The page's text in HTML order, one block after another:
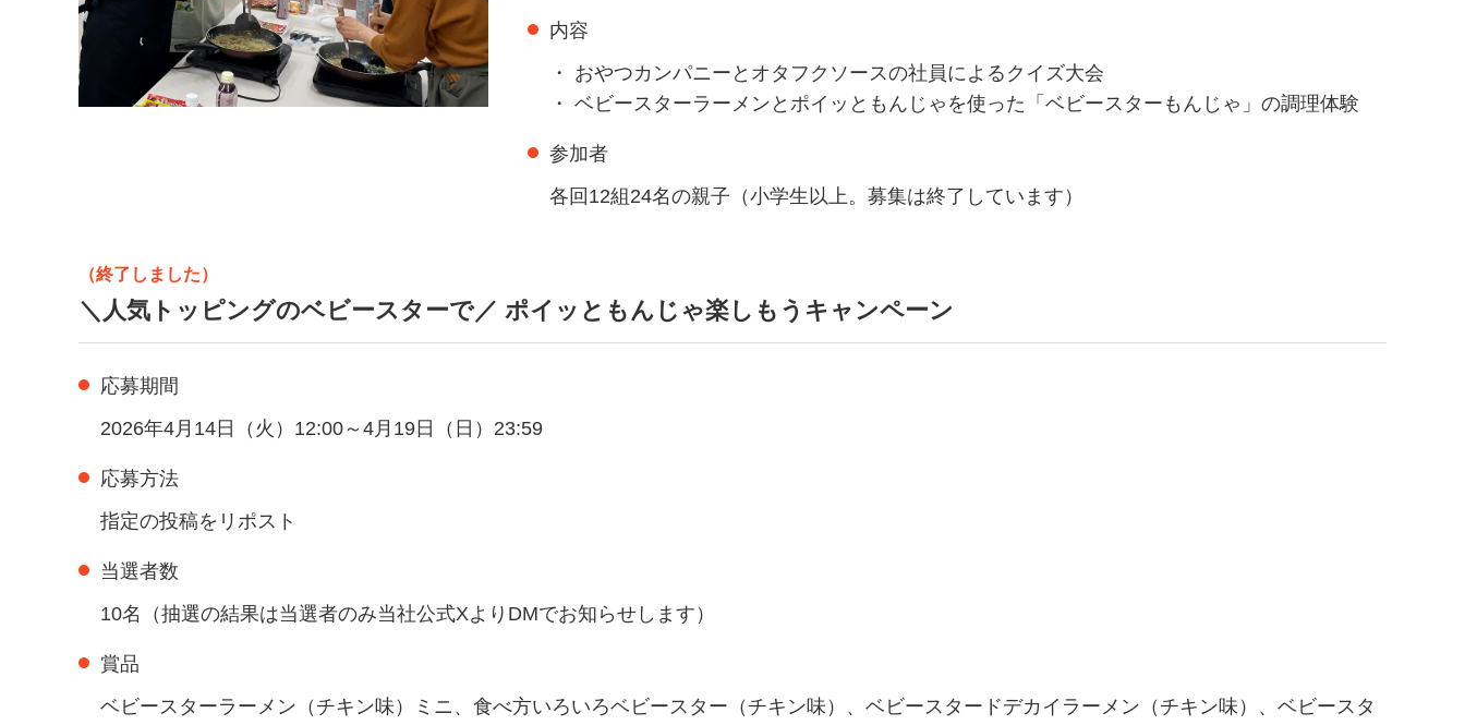
内容
・ おやつカンパニーとオタフクソースの社員によるクイズ大会
・ ベビースターラーメンとポイッともんじゃを使った「ベビースターもんじゃ」の調理体験
参加者
各回12組24名の親子（小学生以上。募集は終了しています）
（終了しました）
＼人気トッピングのベビースターで／ ポイッともんじゃ楽しもうキャンペーン
応募期間
2026年4月14日（火）12:00～4月19日（日）23:59
応募方法
指定の投稿をリポスト
当選者数
10名（抽選の結果は当選者のみ当社公式XよりDMでお知らせします）
賞品
ベビースターラーメン（チキン味）ミニ、食べ方いろいろベビースター（チキン味）、ベビースタードデカイラーメン（チキン味）、ベビースタ